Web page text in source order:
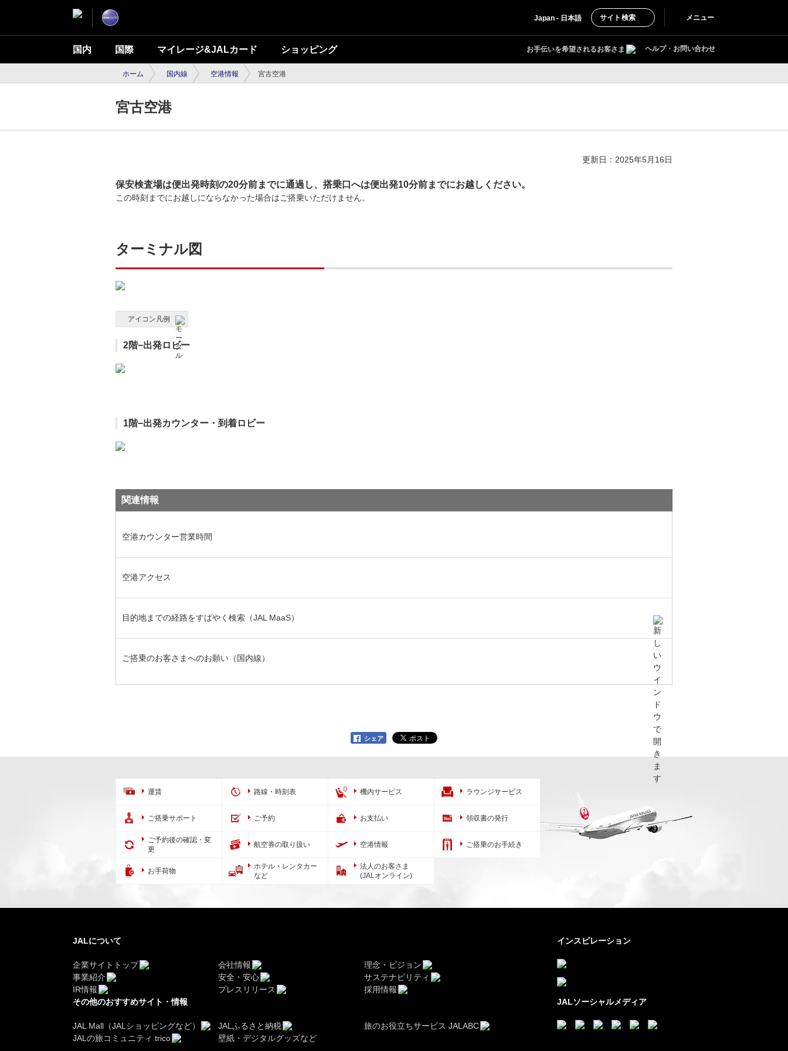
Japan - 日本語 サイト検索 メニュー
国内 国際 マイレージ&JALカード ショッピング お手伝いを希望されるお客さま ヘルプ・お問い合わせ
ホーム 国内線 空港情報 宮古空港
宮古空港
更新日：2025年5月16日
保安検査場は便出発時刻の20分前までに通過し、搭乗口へは便出発10分前までにお越しください。
この時刻までにお越しにならなかった場合はご搭乗いただけません。
ターミナル図
アイコン凡例
2階−出発ロビー
1階−出発カウンター・到着ロビー
関連情報
空港カウンター営業時間
空港アクセス
目的地までの経路をすばやく検索（JAL MaaS）
ご搭乗のお客さまへのお願い（国内線）
シェア
運賃 路線・時刻表 機内サービス ラウンジサービス
ご搭乗サポート ご予約 お支払い 領収書の発行
ご予約後の確認・変
更
航空券の取り扱い 空港情報 ご搭乗のお手続き
お手荷物
ホテル・レンタカー
など
法人のお客さま
(JALオンライン)
JALについて
企業サイトトップ 会社情報
理念・ビジョン
事業紹介
安全・安心
サステナビリティ
IR情報
プレスリリース 採用情報
インスピレーション
その他のおすすめサイト・情報
JAL Mall（JALショッピングなど） JALふるさと納税
旅のお役立ちサービス JALABC
JALの旅コミュニティ trico
壁紙・デジタルグッズなど
JALソーシャルメディア